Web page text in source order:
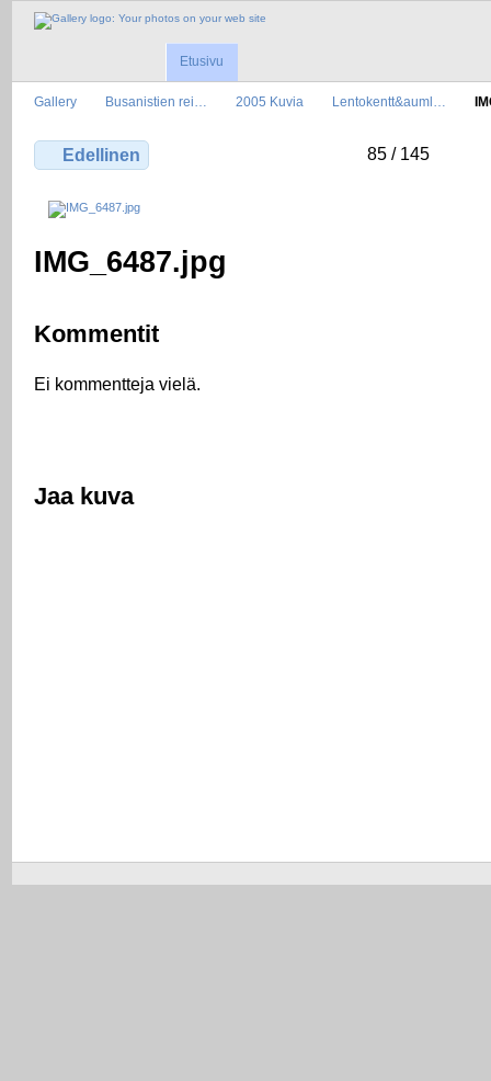
Etusivu
Gallery Busanistien rei… 2005 Kuvia Lentokentt&auml…
Edellinen 85 / 145
IMG_6487.jpg
Kommentit
Ei kommentteja vielä.
Jaa kuva